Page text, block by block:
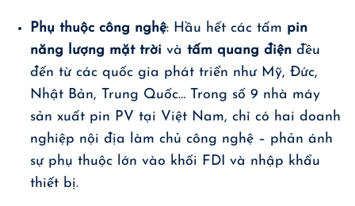
Phụ thuộc công nghệ: Hầu hết các tấm pin
năng lượng mặt trời vàtấm quang điện đều
đến từ các quốc gia phát triển như Mỹ, Đức,
Nhật Bản, Trung Quốc… Trong số 9 nhà máy
sản xuất pin PV tại Việt Nam, chỉ có hai doanh
nghiệp nội địa làm chủ công nghệ – phản ánh
sự phụ thuộc lớn vào khối FDI và nhập khẩu
thiết bị.